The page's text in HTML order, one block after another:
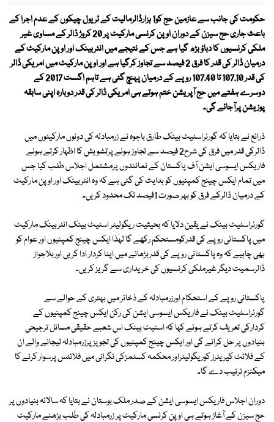
حکومت کی جانب سے عازمین حج کو1 ہزارڈالرمالیت کے ٹریول چیکوں کے عدم اجرا کے
باعث جاری حج سیزن کے دوران اوپن کرنسی مارکیٹ پر 20 کروڑ ڈالر کے مساوی غیر
ملکی کرنسیوں کا دباؤ بڑھ گیا ہے جس کے نتیجے میں انٹربینک اور اوپن مارکیٹ کے
درمیان ڈالر کی قدر کا فرق 2 فیصد سے تجاوز کرگیا ہے اور اوپن مارکیٹ میں امریکی ڈالر
کی قدر 107.10 تا 107.40 روپے کے درمیان پہنچ گئی ہے تاہم اگست 2017 کے
دوسرے ہفتے میں حج آپریشن ختم ہوتے ہی امریکی ڈالر کی قدر دوبارہ اپنی سابقہ
پوزیشن پرآجائے گی۔
ذرائع نے بتایا کہ گورنراسٹیٹ بینک طارق باجوہ نے زرمبادلہ کی دونوں مارکیٹوں میں
ڈالرکی قدر میں فرق کی شرح2 فیصد سے تجاوز ہونے پرتشویش کا اظہار کرتے ہوئے
فاریکس ایسوسی ایشن آف پاکستان کے نمائندوں پرمشتمل اجلاس طلب کیا جس
میں تمام ایکس چینج کمپنیوں کو ہدایت کی گئی ہے کہ وہ انٹربینک اور اوپن مارکیٹ
کے درمیان ڈالرکے فرق کو بہر صورت 1فیصد تک محدود کریں۔
گورنراسٹیٹ بینک نے یقین دلایا کہ بحیثیت ریگولیٹر اسٹیٹ بینک انٹربینک مارکیٹ
میں پاکستانی روپے کی قدرکومستحکم رکھے گا لہٰذا ایکس چینج کمپنیوں اور عوام کو
بھی چاہیے کہ وہ پاکستانی روپے کی قدربڑھانے میں اپنا کردار ادا کریں اوربلاجواز
ڈالرسمیت دیگر غیرملکی کرنسیوں کی خریداری سے گریز کریں۔
پاکستانی روپے کے استحکام اورزرمبادلہ کے ذخائر میں بہتری کے حوالے سے
گورنراسٹیٹ بینک نے فاریکس ایسوسی ایشن کی رکن ایکس چینج کمپنیوں کے
کردارکی تعریف کرتے ہوئے کہا کہ اسٹیٹ بینک اس شعبے حقیقی مسائل ترجیحی
بنیادوں پر حل کرائے گی اور ایکس چینج کمپنیوں کی تجویز پرزرمبادلہ لیجانے والے ان
کے فلائٹ کیریئرز کوریگولیٹراور محکمہ کسٹمزکی نگرانی میں فلائٹس پرسوار کرنے کا
میکنزم ترتیب دے گا۔
دوران اجلاس فاریکس ایسوسی ایشن کے صدر ملک بوستان نے بتایا کہ سالانہ بنیادوں پر
حج سیزن کے آغاز ہوتے ہی اوپن کرنسی مارکیٹ پر زرمبادلہ کی طلب بڑھنے مارکیٹ